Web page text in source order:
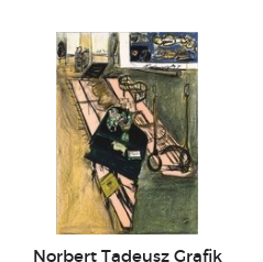
Norbert Tadeusz Grafik